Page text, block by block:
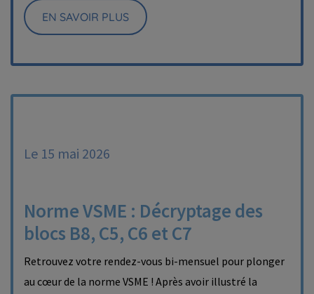
EN SAVOIR PLUS
Le 15 mai 2026
Norme VSME : Décryptage des
blocs B8, C5, C6 et C7
Retrouvez votre rendez-vous bi-mensuel pour plonger
au cœur de la norme VSME ! Après avoir illustré la